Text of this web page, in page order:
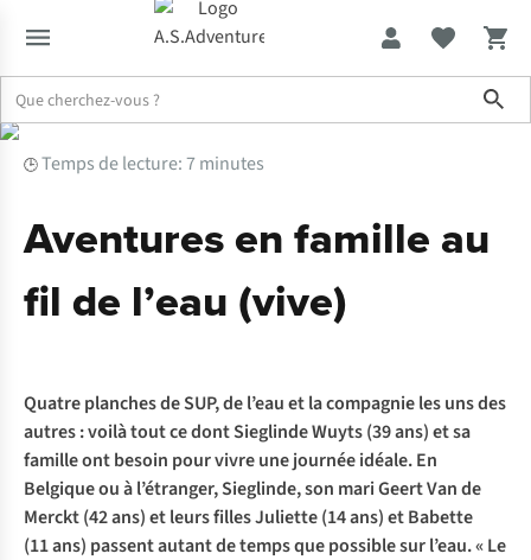
Expertise & Conseils Aventures en famille au fil de l’eau (vive)
🕒Temps de lecture: 7 minutes
Aventures en famille au
fil de l’eau (vive)
Quatre planches de SUP, de l’eau et la compagnie les uns des
autres : voilà tout ce dont Sieglinde Wuyts (39 ans) et sa
famille ont besoin pour vivre une journée idéale. En
Belgique ou à l’étranger, Sieglinde, son mari Geert Van de
Merckt (42 ans) et leurs filles Juliette (14 ans) et Babette
(11 ans) passent autant de temps que possible sur l’eau. « Le